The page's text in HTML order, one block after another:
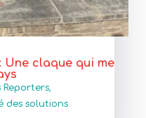
Une claque qui me
Reporters,
des solutions